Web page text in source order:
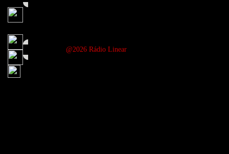
@2026 Rádio Linear